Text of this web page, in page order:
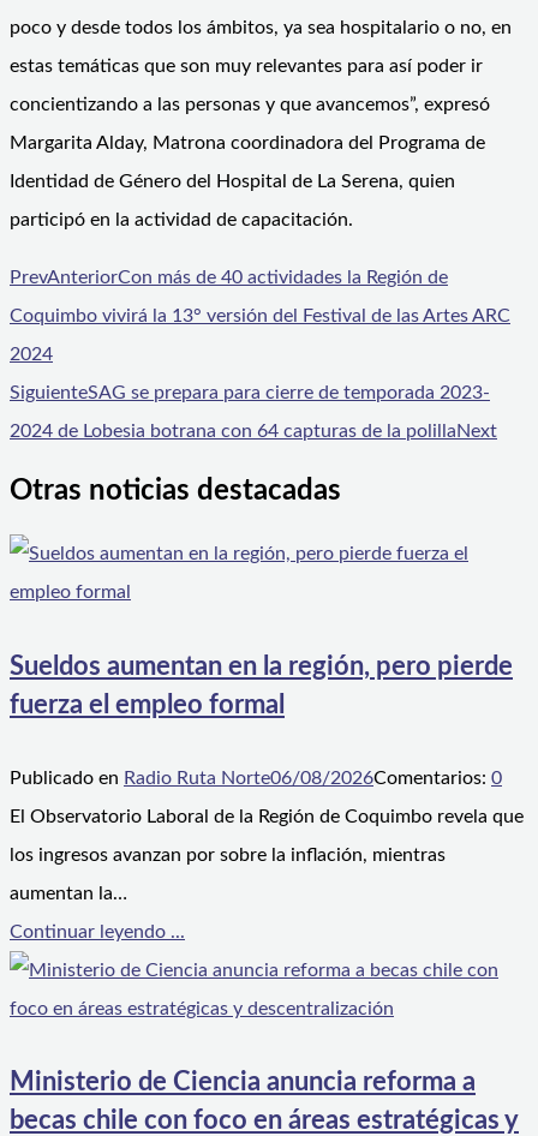
poco y desde todos los ámbitos, ya sea hospitalario o no, en
estas temáticas que son muy relevantes para así poder ir
concientizando a las personas y que avancemos”, expresó
Margarita Alday, Matrona coordinadora del Programa de
Identidad de Género del Hospital de La Serena, quien
participó en la actividad de capacitación.
PrevAnteriorCon más de 40 actividades la Región de
Coquimbo vivirá la 13° versión del Festival de las Artes ARC
2024
SiguienteSAG se prepara para cierre de temporada 2023-
2024 de Lobesia botrana con 64 capturas de la polillaNext
Otras noticias destacadas
Sueldos aumentan en la región, pero pierde
fuerza el empleo formal
Publicado en Radio Ruta Norte06/08/2026Comentarios: 0
El Observatorio Laboral de la Región de Coquimbo revela que
los ingresos avanzan por sobre la inflación, mientras
aumentan la…
Continuar leyendo ...
Ministerio de Ciencia anuncia reforma a
becas chile con foco en áreas estratégicas y